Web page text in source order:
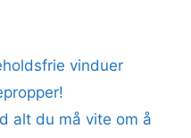
vinduer
alt du må vite om å